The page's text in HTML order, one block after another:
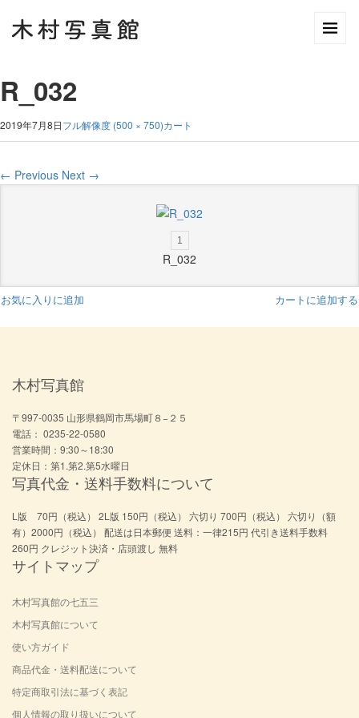
R_032
2019年7月8日フル解像度 (500 × 750)カート
← Previous Next →
1
R_032
お気に入りに追加 カートに追加する
木村写真館
〒997-0035 山形県鶴岡市馬場町８−２５
電話： 0235-22-0580
営業時間：9:30～18:30
定休日：第1.第2.第5水曜日
写真代金・送料手数料について
L版 70円（税込） 2L版 150円（税込） 六切り 700円（税込） 六切り（額
有）2000円（税込） 配送は日本郵便 送料：一律215円 代引き送料手数料
260円 クレジット決済・店頭渡し 無料
サイトマップ
木村写真館の七五三
木村写真館について
使い方ガイド
商品代金・送料配送について
特定商取引法に基づく表記
個人情報の取り扱いについて